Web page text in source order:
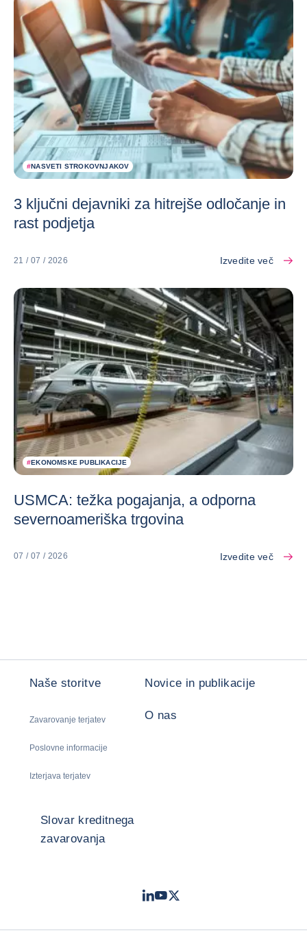
#NASVETI STROKOVNJAKOV
3 ključni dejavniki za hitrejše odločanje in
rast podjetja
21 / 07 / 2026 Izvedite več
#EKONOMSKE PUBLIKACIJE
USMCA: težka pogajanja, a odporna
severnoameriška trgovina
07 / 07 / 2026 Izvedite več
Naše storitve
Zavarovanje terjatev
Poslovne informacije
Izterjava terjatev
Novice in publikacije
O nas
Slovar kreditnega
zavarovanja
LinkedIn
Youtube
Twitter